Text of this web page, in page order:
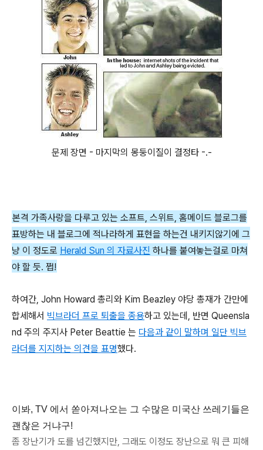
문제 장면 - 마지막의 몽둥이질이 결정타 -.-
본격 가족사랑을 다루고 있는 소프트, 스위트, 홈메이드 블로그를
표방하는 내 블로그에 적나라하게 표현을 하는건 내키지않기에 그
냥 이 정도로 Herald Sun 의 자료사진 하나를 붙여놓는걸로 마쳐
야 할 듯. 쩝!
하여간, John Howard 총리와 Kim Beazley 야당 총재가 간만에
합세해서 빅브라더 프로 퇴출을 종용하고 있는데, 반면 Queensla
nd 주의 주지사 Peter Beattie 는 다음과 같이 말하며 일단 빅브
라더를 지지하는 의견을 표명했다.
이봐, TV 에서 쏟아져나오는 그 수많은 미국산 쓰레기들은
괜찮은 거냐구!
좀 장난기가 도를 넘긴했지만, 그래도 이정도 장난으로 뭐 큰 피해